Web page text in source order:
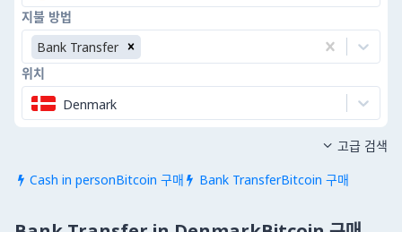
지불 방법
Bank Transfer
위치
Denmark
 Cash in personBitcoin 구매  Bank TransferBitcoin 구매
 고급 검색